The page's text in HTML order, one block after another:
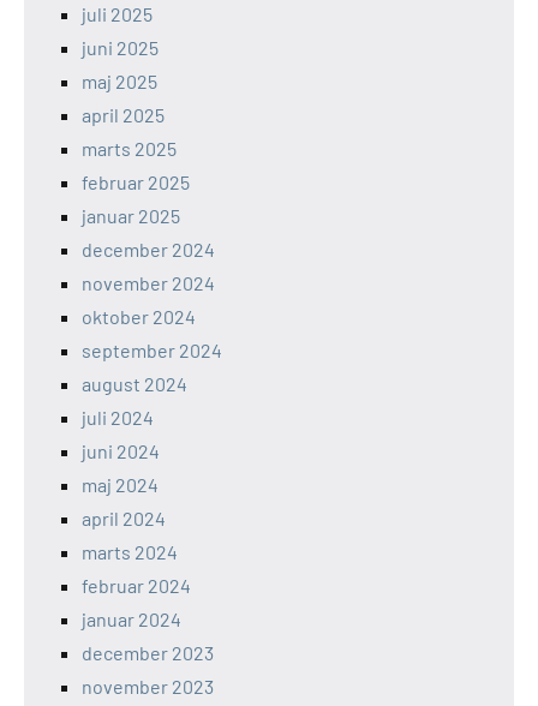
juli 2025
juni 2025
maj 2025
april 2025
marts 2025
februar 2025
januar 2025
december 2024
november 2024
oktober 2024
september 2024
august 2024
juli 2024
juni 2024
maj 2024
april 2024
marts 2024
februar 2024
januar 2024
december 2023
november 2023